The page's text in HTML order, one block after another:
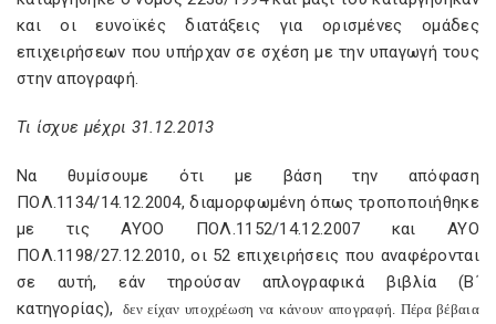
και οι ευνοϊκές διατάξεις για ορισμένες ομάδες
επιχειρήσεων που υπήρχαν σε σχέση με την υπαγωγή τους
στην απογραφή.
Τι ίσχυε μέχρι 31.12.2013
Να θυμίσουμε ότι με βάση την απόφαση
ΠΟΛ.1134/14.12.2004, διαμορφωμένη όπως τροποποιήθηκε
με τις ΑΥΟΟ ΠΟΛ.1152/14.12.2007 και ΑΥΟ
ΠΟΛ.1198/27.12.2010, οι 52 επιχειρήσεις που αναφέρονται
σε αυτή, εάν τηρούσαν απλογραφικά βιβλία (Β΄
κατηγορίας),
δεν είχαν υποχρέωση να κάνουν απογραφή. Πέρα βέβαια